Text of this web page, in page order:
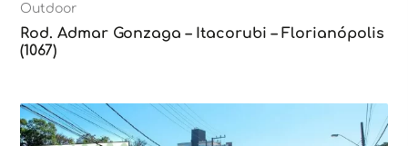
Outdoor
Rod. Admar Gonzaga – Itacorubi – Florianópolis
(1067)